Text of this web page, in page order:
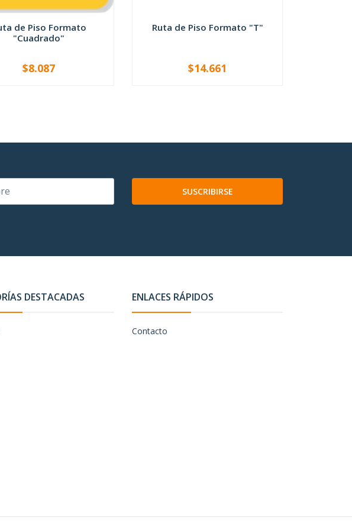
de Piso Formato
"Cuadrado"
+
$8.087
Ruta de Piso Formato "T"
+
$14.661
SUSCRIBIRSE
DESTACADAS ENLACES RÁPIDOS
Contacto